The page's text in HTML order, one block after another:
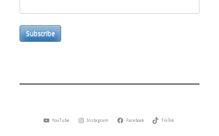
Subscribe
YouTube Instagram Facebook TikTok